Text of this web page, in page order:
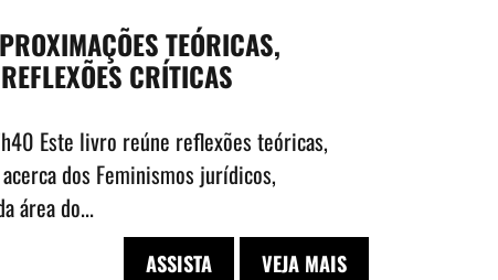
TEÓRICAS,
CRÍTICAS
Este livro reúne reflexões teóricas,
dos Feminismos jurídicos,
área do...
ASSISTA VEJA MAIS